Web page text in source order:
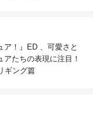
ア！』ED 、可愛さと
たちの表現に注目！
ギング篇